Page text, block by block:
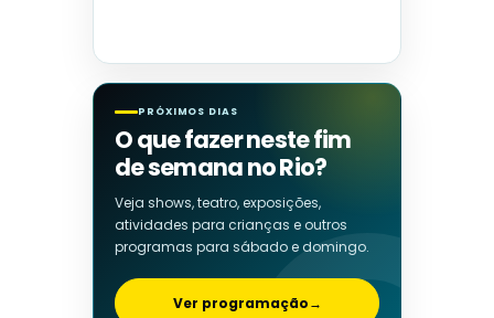
PRÓXIMOS DIAS
O que fazer neste fim
de semana no Rio?
Veja shows, teatro, exposições,
atividades para crianças e outros
programas para sábado e domingo.
Ver programação→